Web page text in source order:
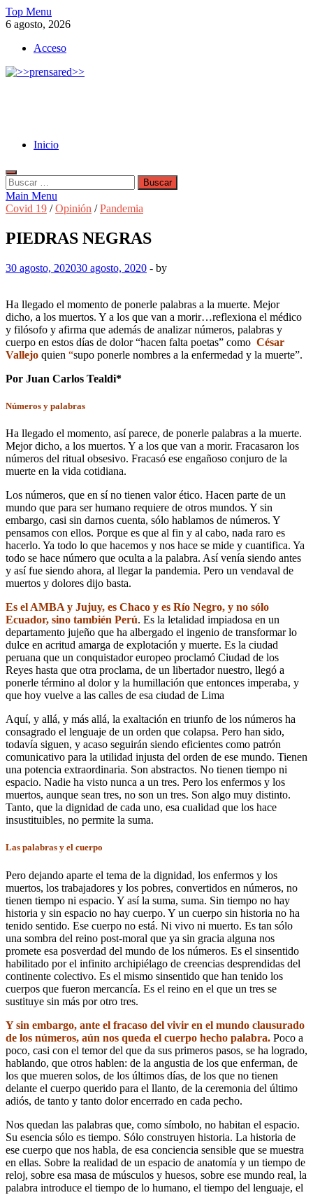
Skip
to
Top Menu
6 agosto, 2026
Acceso
Inicio
Buscar:
Main Menu
Covid 19 /Opinión /Pandemia
PIEDRAS NEGRAS
30 agosto, 202030 agosto, 2020 - by
Ha llegado el momento de ponerle palabras a la muerte. Mejor
dicho, a los muertos. Y a los que van a morir…reflexiona el médico
y filósofo y afirma que además de analizar números, palabras y
cuerpo en estos días de dolor “hacen falta poetas” como César
Vallejo quien “supo ponerle nombres a la enfermedad y la muerte”.
Por Juan Carlos Tealdi*
Números y palabras
Ha llegado el momento, así parece, de ponerle palabras a la muerte.
Mejor dicho, a los muertos. Y a los que van a morir. Fracasaron los
números del ritual obsesivo. Fracasó ese engañoso conjuro de la
muerte en la vida cotidiana.
Los números, que en sí no tienen valor ético. Hacen parte de un
mundo que para ser humano requiere de otros mundos. Y sin
embargo, casi sin darnos cuenta, sólo hablamos de números. Y
pensamos con ellos. Porque es que al fin y al cabo, nada raro es
hacerlo. Ya todo lo que hacemos y nos hace se mide y cuantifica. Ya
todo se hace número que oculta a la palabra. Así venía siendo antes
y así fue siendo ahora, al llegar la pandemia. Pero un vendaval de
muertos y dolores dijo basta.
Es el AMBA y Jujuy, es Chaco y es Río Negro, y no sólo
Ecuador, sino también Perú. Es la letalidad impiadosa en un
departamento jujeño que ha albergado el ingenio de transformar lo
dulce en acritud amarga de explotación y muerte. Es la ciudad
peruana que un conquistador europeo proclamó Ciudad de los
Reyes hasta que otra proclama, de un libertador nuestro, llegó a
ponerle término al dolor y la humillación que entonces imperaba, y
que hoy vuelve a las calles de esa ciudad de Lima
Aquí, y allá, y más allá, la exaltación en triunfo de los números ha
consagrado el lenguaje de un orden que colapsa. Pero han sido,
todavía siguen, y acaso seguirán siendo eficientes como patrón
comunicativo para la utilidad injusta del orden de ese mundo. Tienen
una potencia extraordinaria. Son abstractos. No tienen tiempo ni
espacio. Nadie ha visto nunca a un tres. Pero los enfermos y los
muertos, aunque sean tres, no son un tres. Son algo muy distinto.
Tanto, que la dignidad de cada uno, esa cualidad que los hace
insustituibles, no permite la suma.
Las palabras y el cuerpo
Pero dejando aparte el tema de la dignidad, los enfermos y los
muertos, los trabajadores y los pobres, convertidos en números, no
tienen tiempo ni espacio. Y así la suma, suma. Sin tiempo no hay
historia y sin espacio no hay cuerpo. Y un cuerpo sin historia no ha
tenido sentido. Ese cuerpo no está. Ni vivo ni muerto. Es tan sólo
una sombra del reino post-moral que ya sin gracia alguna nos
promete esa posverdad del mundo de los números. Es el sinsentido
habilitado por el infinito archipiélago de creencias desprendidas del
continente colectivo. Es el mismo sinsentido que han tenido los
cuerpos que fueron mercancía. Es el reino en el que un tres se
sustituye sin más por otro tres.
Y sin embargo, ante el fracaso del vivir en el mundo clausurado
de los números, aún nos queda el cuerpo hecho palabra. Poco a
poco, casi con el temor del que da sus primeros pasos, se ha logrado,
hablando, que otros hablen: de la angustia de los que enferman, de
los que mueren solos, de los últimos días, de los que no tienen
delante el cuerpo querido para el llanto, de la ceremonia del último
adiós, de tanto y tanto dolor encerrado en cada pecho.
Nos quedan las palabras que, como símbolo, no habitan el espacio.
Su esencia sólo es tiempo. Sólo construyen historia. La historia de
ese cuerpo que nos habla, de esa conciencia sensible que se muestra
en ellas. Sobre la realidad de un espacio de anatomía y un tiempo de
reloj, sobre esa masa de músculos y huesos, sobre ese mundo real, la
palabra introduce el tiempo de lo humano, el tiempo del lenguaje, el